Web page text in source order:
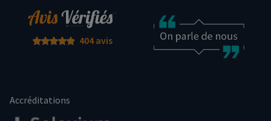
404 avis
Accréditations